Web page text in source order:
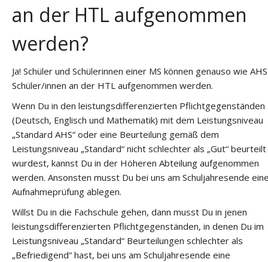
an der HTL aufgenommen
werden?
Ja! Schüler und Schülerinnen einer MS können genauso wie
Schüler/innen an der HTL aufgenommen werden.
Wenn Du in den leistungsdifferenzierten Pflichtgegenständen
(Deutsch, Englisch und Mathematik) mit dem Leistungsniveau
„Standard AHS“ oder eine Beurteilung gemäß dem
Leistungsniveau „Standard“ nicht schlechter als „Gut“ beurteilt
wurdest, kannst Du in der Höheren Abteilung aufgenommen
werden. Ansonsten musst Du bei uns am Schuljahresende
Aufnahmeprüfung ablegen.
Willst Du in die Fachschule gehen, dann musst Du in jenen
leistungsdifferenzierten Pflichtgegenständen, in denen Du im
Leistungsniveau „Standard“ Beurteilungen schlechter als
„Befriedigend“ hast, bei uns am Schuljahresende eine